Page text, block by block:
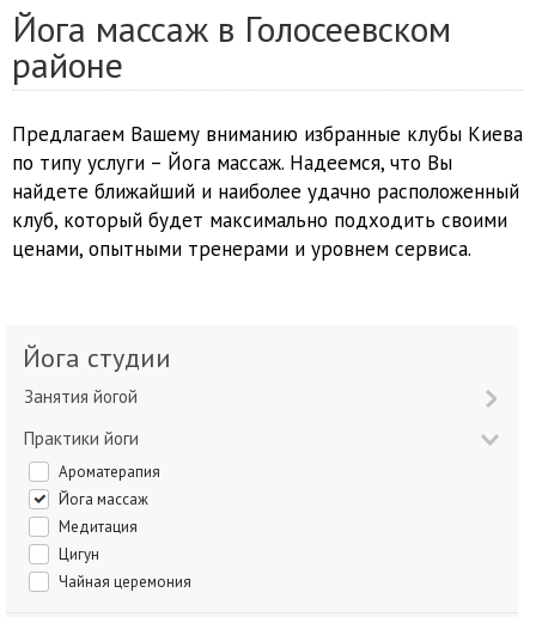
Йога массаж в Голосеевском
районе
Предлагаем Вашему вниманию избранные клубы Киева
по типу услуги – Йога массаж. Надеемся, что Вы
найдете ближайший и наиболее удачно расположенный
клуб, который будет максимально подходить своими
ценами, опытными тренерами и уровнем сервиса.
Йога студии
Занятия йогой
Практики йоги
Ароматерапия
Йога массаж
Медитация
Цигун
Чайная церемония